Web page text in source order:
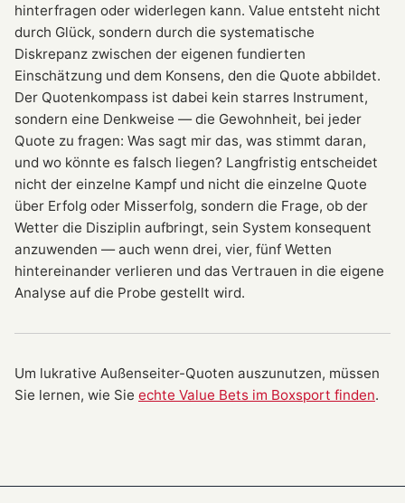
hinterfragen oder widerlegen kann. Value entsteht nicht
durch Glück, sondern durch die systematische
Diskrepanz zwischen der eigenen fundierten
Einschätzung und dem Konsens, den die Quote abbildet.
Der Quotenkompass ist dabei kein starres Instrument,
sondern eine Denkweise — die Gewohnheit, bei jeder
Quote zu fragen: Was sagt mir das, was stimmt daran,
und wo könnte es falsch liegen? Langfristig entscheidet
nicht der einzelne Kampf und nicht die einzelne Quote
über Erfolg oder Misserfolg, sondern die Frage, ob der
Wetter die Disziplin aufbringt, sein System konsequent
anzuwenden — auch wenn drei, vier, fünf Wetten
hintereinander verlieren und das Vertrauen in die eigene
Analyse auf die Probe gestellt wird.
Um lukrative Außenseiter-Quoten auszunutzen, müssen
Sie lernen, wie Sie echte Value Bets im Boxsport finden.